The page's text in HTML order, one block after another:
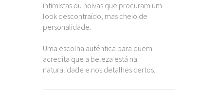
intimistas ou noivas que procuram um
look descontraído, mas cheio de
personalidade.
Uma escolha autêntica para quem
acredita que a beleza está na
naturalidade e nos detalhes certos.